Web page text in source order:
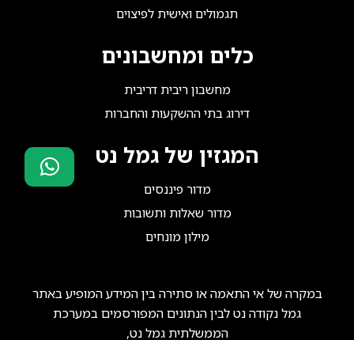
תגמולים ואישית לפיצוים
כלים ומחשבונים
מחשבון ריבית דריבית
דירוג בתי ההשקעות והחברות
המגזין של גמל נט
מדור פיננסים
מדור שאלות ותשובות
מילון מונחים
במקרה של אי התאמה או סתירה בין המידע המופיע באתר
גמל נקודה נט לבין הנתונים המפורסמים במערכת
הממשלתית גמל נט,